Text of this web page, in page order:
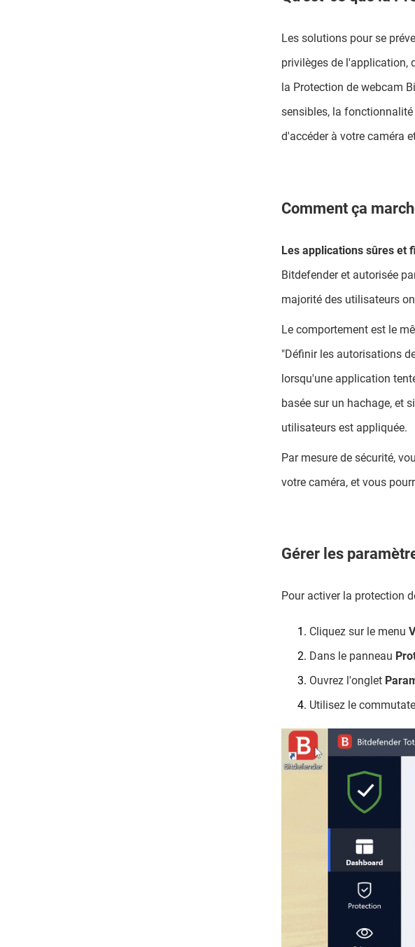
Les solutions pour se
privilèges de l'application,
la Protection de webcam
sensibles, la
d'accéder à votre caméra
Comment ça
Les applications sûres et
Bitdefender et autorisée
majorité des utilisateurs
Le comportement est le
"Définir les autorisations
lorsqu'une application
basée sur un hachage, et
utilisateurs est appliquée.
Par mesure de sécurité,
votre caméra, et vous
Gérer les
Pour activer la protection
Cliquez sur le menu
Dans le panneau
Ouvrez l'onglet
Utilisez le